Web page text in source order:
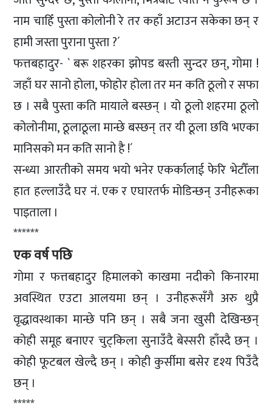
नाम चाहिँ पुस्ता कोलोनी रे तर कहाँ अटाउन सकेका छन् र
हामी जस्ता पुराना पुस्ता ?´
फत्तबहादुर- ` बरू शहरका झोपड बस्ती सुन्दर छन्, गोमा !
जहाँ घर सानो होला, फोहोर होला तर मन कति ठूलो र सफा
छ । सबै पुस्ता कति मायाले बस्छन् । यो ठूलो शहरमा ठूलो
कोलोनीमा, ठूलाठूला मान्छे बस्छन् तर यी ठूला छवि भएका
मानिसको मन कति सानो है !´
सन्ध्या आरतीको समय भयो भनेर एकर्कालाई फेरि भेटौँला
हात हल्लाउँदै घर नं. एक र एघारतर्फ मोडिन्छन् उनीहरूका
पाइताला ।
******
एक वर्ष पछि
गोमा र फत्तबहादुर हिमालको काखमा नदीको किनारमा
अवस्थित एउटा आलयमा छन् । उनीहरूसँगै अरु थुप्रै
वृद्धावस्थाका मान्छे पनि छन् । सबै जना खुसी देखिन्छन्
कोही समूह बनाएर चुट्किला सुनाउँदै बेस्सरी हाँस्दै छन् ।
कोही फूटबल खेल्दै छन् । कोही कुर्सीमा बसेर दृश्य पिउँदै
छन् ।
*****